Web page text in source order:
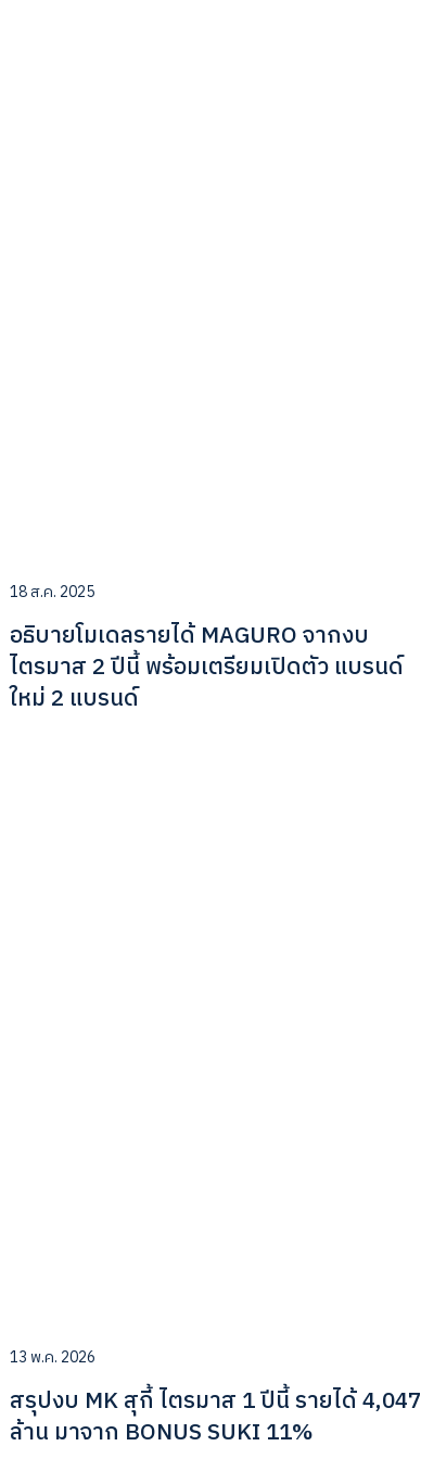
18 ส.ค. 2025
อธิบายโมเดลรายได้ MAGURO จากงบ
ไตรมาส 2 ปีนี้ พร้อมเตรียมเปิดตัว แบรนด์
ใหม่ 2 แบรนด์
13 พ.ค. 2026
สรุปงบ MK สุกี้ ไตรมาส 1 ปีนี้ รายได้ 4,047
ล้าน มาจาก BONUS SUKI 11%